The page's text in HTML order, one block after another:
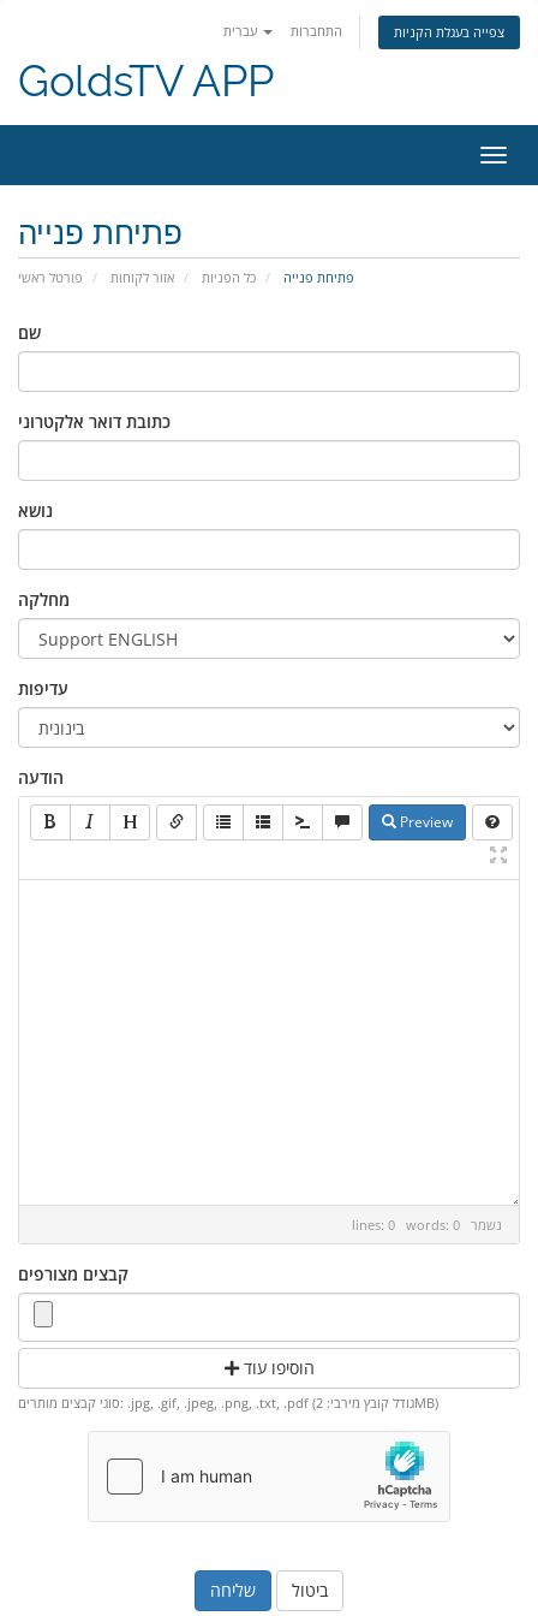
התחברות צפייה בעגלת הקניות
GoldsTV APP
ניווט
פתיחת פנייה
פורטל ראשי אזור לקוחות כל הפניות פתיחת פנייה
שם
כתובת דואר אלקטרוני
נושא
מחלקה
עדיפות
הודעה
Preview
lines: 0 words: 0 נשמר
קבצים מצורפים
הוסיפו עוד
סוגי קבצים מותרים: .jpg, .gif, .jpeg, .png, .txt, .pdf (גודל קובץ מירבי: 2MB)
ביטול